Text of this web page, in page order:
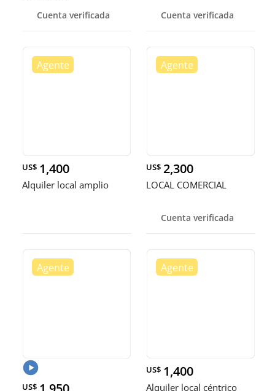
Cuenta verificada Cuenta verificada
US$ 1,400
Alquiler local amplio
US$ 2,300
LOCAL COMERCIAL
Cuenta verificada
US$
US$ 1,400
Alquiler local céntrico